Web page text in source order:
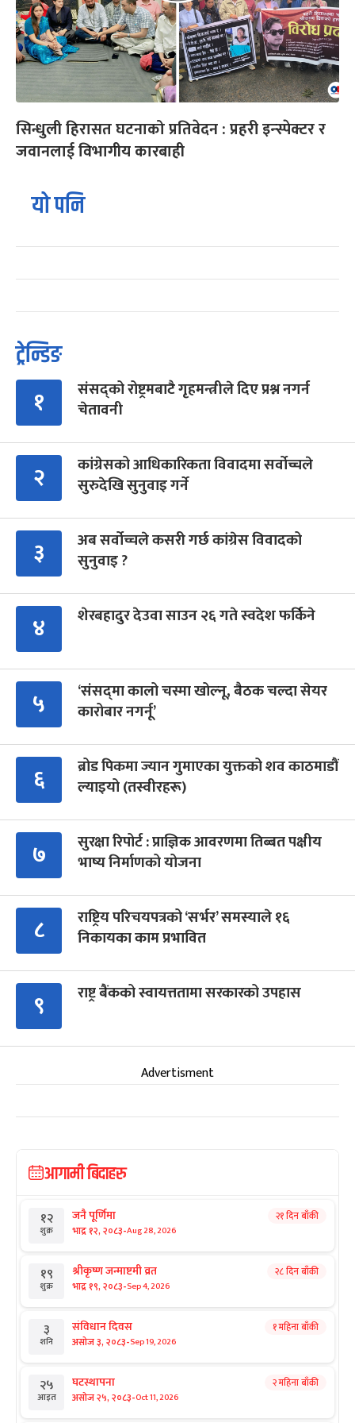
सिन्धुली हिरासत घटनाको प्रतिवेदन : प्रहरी इन्स्पेक्टर र
जवानलाई विभागीय कारबाही
यो पनि
ट्रेन्डिङ
१
संसद्को रोष्ट्रमबाटै गृहमन्त्रीले दिए प्रश्न नगर्न
चेतावनी
२
कांग्रेसको आधिकारिकता विवादमा सर्वोच्चले
सुरुदेखि सुनुवाइ गर्ने
३
अब सर्वोच्चले कसरी गर्छ कांग्रेस विवादको
सुनुवाइ ?
४ शेरबहादुर देउवा साउन २६ गते स्वदेश फर्किने
५
‘संसद्‍मा कालो चस्मा खोल्नू, बैठक चल्दा सेयर
कारोबार नगर्नू’
६
ब्रोड पिकमा ज्यान गुमाएका युक्तको शव काठमाडौं
ल्याइयो (तस्वीरहरू)
७
सुरक्षा रिपोर्ट : प्राज्ञिक आवरणमा तिब्बत पक्षीय
भाष्य निर्माणको योजना
८
राष्ट्रिय परिचयपत्रको ‘सर्भर’ समस्याले १६
निकायका काम प्रभावित
९ राष्ट्र बैंकको स्वायत्ततामा सरकारको उपहास
Advertisment
आगामी बिदाहरु
१२
शुक्र
जनै पूर्णिमा
भाद्र १२, २०८३-Aug 28, 2026
२१ दिन बाँकी
१९
शुक्र
श्रीकृष्ण जन्माष्टमी व्रत
भाद्र १९, २०८३-Sep 4, 2026
२८ दिन बाँकी
३
शनि
संविधान दिवस
असोज ३, २०८३-Sep 19, 2026
१ महिना बाँकी
२५
आइत
घटस्थापना
असोज २५, २०८३-Oct 11, 2026
२ महिना बाँकी